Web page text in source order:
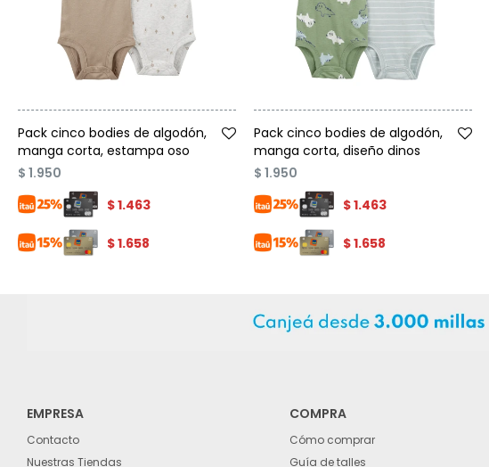
Pack cinco bodies de algodón,
manga corta, estampa oso
$ 1.950
$1.463
$1.658
Pack cinco bodies de algodón,
manga corta, diseño dinos
$ 1.950
$1.463
$1.658
EMPRESA
Contacto
Nuestras Tiendas
COMPRA
Cómo comprar
Guía de talles